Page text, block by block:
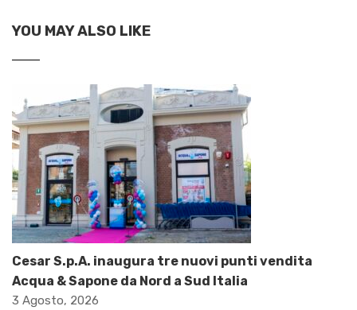
YOU MAY ALSO LIKE
Cesar S.p.A. inaugura tre nuovi punti vendita
Acqua & Sapone da Nord a Sud Italia
3 Agosto, 2026